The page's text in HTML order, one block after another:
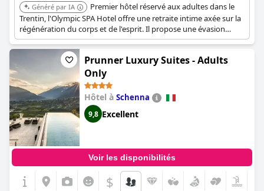
Généré par IA
Premier hôtel réservé aux adultes dans le
Trentin, l'Olympic SPA Hotel offre une retraite intime axée sur la
régénération du corps et de l'esprit. Il propose une évasion
paisible dans les Dolomites, conçue pour activer les émotions et
réduire le stress.
Prunner Luxury Suites - Adults
Only
Hôtel à Schenna
9,8 Excellent
Voir les disponibilités
$